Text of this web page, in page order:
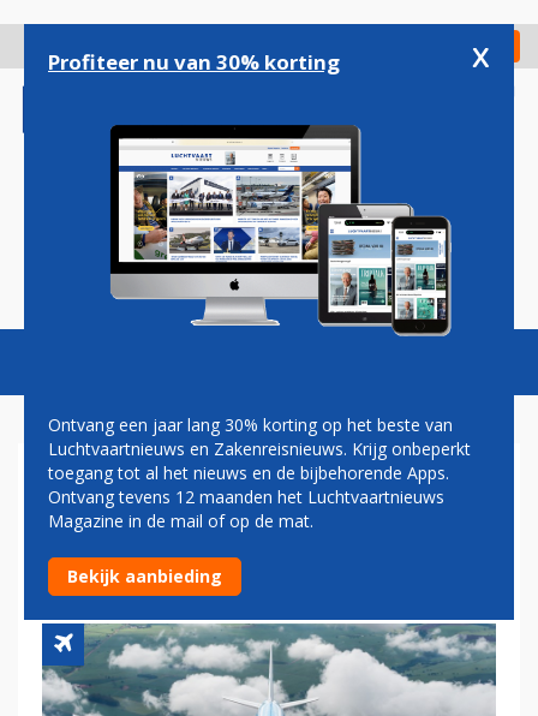
gaan
Check in
Magazine Podcasts Vacatures
KLM CITYHOPPER
ONTVANGT TWAALFDE
EMBRAER 195-E2
Profiteer nu van 30% korting x
Ontvang een jaar lang 30% korting op het beste van
Luchtvaartnieuws en Zakenreisnieuws. Krijg onbeperkt
toegang tot al het nieuws en de bijbehorende Apps.
Ontvang tevens 12 maanden het Luchtvaartnieuws
Magazine in de mail of op de mat.
Bekijk aanbieding